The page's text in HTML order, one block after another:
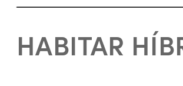
HABITAR